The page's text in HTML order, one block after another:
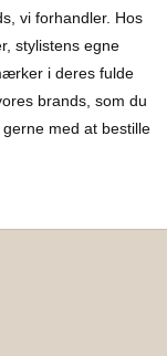
vi forhandler. Hos
stylistens egne
i deres fulde
brands, som du
med at bestille